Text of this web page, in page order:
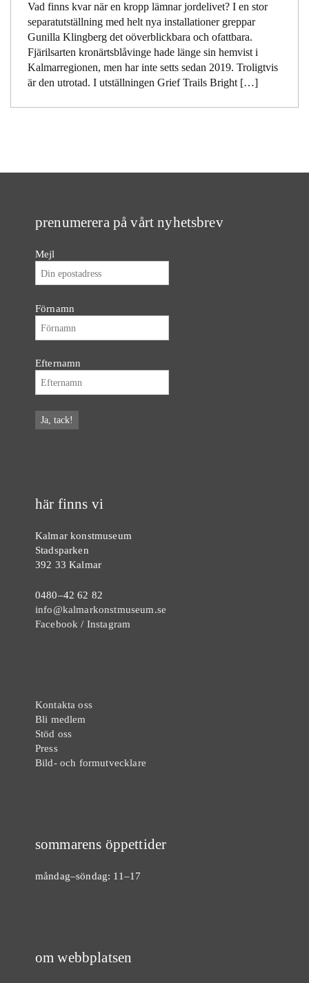
Vad finns kvar när en kropp lämnar jordelivet? I en stor
separatutställning med helt nya installationer greppar
Gunilla Klingberg det oöverblickbara och ofattbara.
Fjärilsarten kronärtsblåvinge hade länge sin hemvist i
Kalmarregionen, men har inte setts sedan 2019. Troligtvis
är den utrotad. I utställningen Grief Trails Bright […]
prenumerera på vårt nyhetsbrev
Mejl
Förnamn
Efternamn
här finns vi
Kalmar konstmuseum
Stadsparken
392 33 Kalmar
0480–42 62 82
info@kalmarkonstmuseum.se
Facebook / Instagram
Kontakta oss
Bli medlem
Stöd oss
Press
Bild- och formutvecklare
sommarens öppettider
måndag–söndag: 11–17
om webbplatsen